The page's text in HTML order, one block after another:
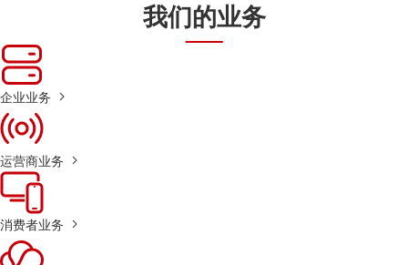
我们的业务
企业业务
运营商业务
消费者业务